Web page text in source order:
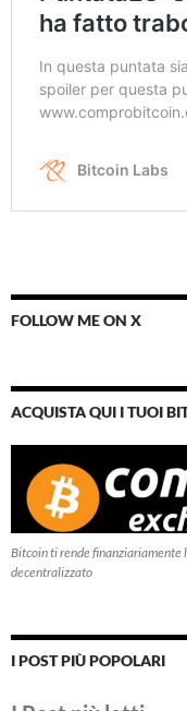
FOLLOW ME ON X
ACQUISTA QUI I TUOI
Bitcoin ti rende finanziariamente
decentralizzato
I POST PIÙ POPOLARI